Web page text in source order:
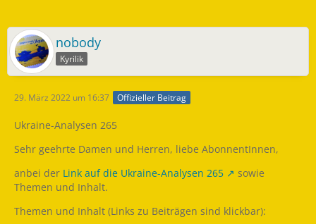
nobody
Kyrilik
29. März 2022 um 16:37 Offizieller Beitrag
Ukraine-Analysen 265
Sehr geehrte Damen und Herren, liebe AbonnentInnen,
anbei der Link auf die Ukraine-Analysen 265
sowie
Themen und Inhalt.
Themen und Inhalt (Links zu Beiträgen sind klickbar):